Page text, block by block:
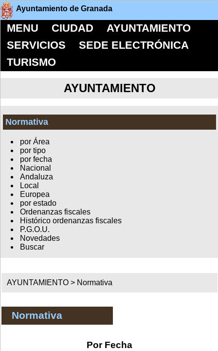
Ayuntamiento de Granada
MENU CIUDAD
AYUNTAMIENTO
SERVICIOS
SEDE ELECTRÓNICA
TURISMO
AYUNTAMIENTO
Normativa
por Área
por tipo
por fecha
Nacional
Andaluza
Local
Europea
por estado
Ordenanzas fiscales
Histórico ordenanzas fiscales
P.G.O.U.
Novedades
Buscar
AYUNTAMIENTO > Normativa
Normativa
Por Fecha